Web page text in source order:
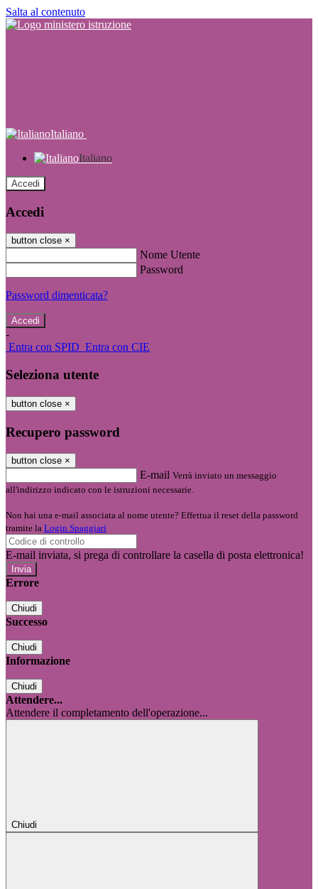
Salta al contenuto
Italiano
Italiano
Accedi
Accedi
button close ×
Nome Utente
Password
Password dimenticata?
-
Entra con SPID Entra con CIE
Seleziona utente
button close ×
Recupero password
button close ×
E-mail Verrà inviato un messaggio
all'indirizzo indicato con le istruzioni necessarie.
Non hai una e-mail associata al nome utente? Effettua il reset della password
tramite la Login Spaggiari
E-mail inviata, si prega di controllare la casella di posta elettronica!
Errore
Chiudi
Successo
Chiudi
Informazione
Chiudi
Attendere...
Attendere il completamento dell'operazione...
Chiudi